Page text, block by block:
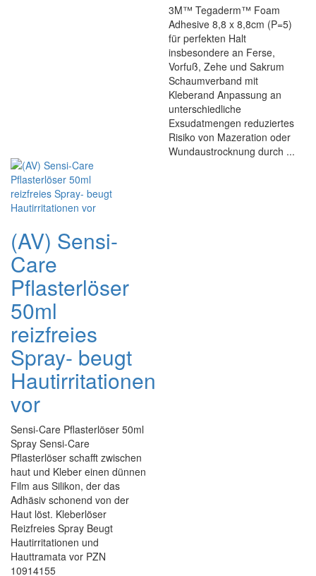
3M™ Tegaderm™ Foam
Adhesive 8,8 x 8,8cm (P=5)
für perfekten Halt
insbesondere an Ferse,
Vorfuß, Zehe und Sakrum
Schaumverband mit
Kleberand Anpassung an
unterschiedliche
Exsudatmengen reduziertes
Risiko von Mazeration oder
Wundaustrocknung durch ...
(AV) Sensi-
Care
Pflasterlöser
50ml
reizfreies
Spray- beugt
Hautirritationen
vor
Sensi-Care Pflasterlöser 50ml
Spray Sensi-Care
Pflasterlöser schafft zwischen
haut und Kleber einen dünnen
Film aus Silikon, der das
Adhäsiv schonend von der
Haut löst. Kleberlöser
Reizfreies Spray Beugt
Hautirritationen und
Hauttramata vor PZN
10914155